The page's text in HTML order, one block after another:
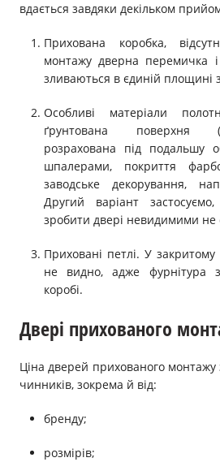
вдається завдяки декільком
Прихована коробка,
монтажу дверна перемичка
зливаються в єдиній площині
Особливі матеріали
ґрунтована поверхня
розрахована під подальшу
шпалерами, покриття
заводське декорування,
Другий варіант
зробити двері невидимими не
Приховані петлі. У
не видно, адже фурнітура
коробі.
Двері прихованого
Ціна дверей прихованого монтажу
чинників, зокрема й від:
бренду;
розмірів;